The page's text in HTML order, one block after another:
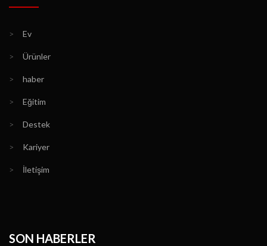
> Ev
> Ürünler
> haber
> Eğitim
> Destek
> Kariyer
> İletişim
SON HABERLER